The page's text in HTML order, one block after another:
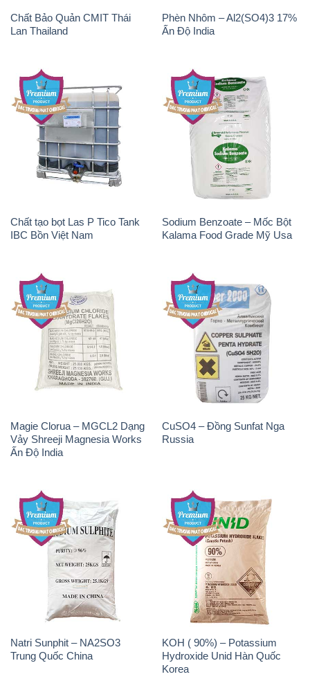
Chất Bảo Quản CMIT Thái
Lan Thailand
Phèn Nhôm – Al2(SO4)3 17%
Ấn Độ India
Chất tạo bọt Las P Tico Tank
IBC Bồn Việt Nam
Sodium Benzoate – Mốc Bột
Kalama Food Grade Mỹ Usa
Magie Clorua – MGCL2 Dạng
Vảy Shreeji Magnesia Works
Ấn Độ India
CuSO4 – Đồng Sunfat Nga
Russia
Natri Sunphit – NA2SO3
Trung Quốc China
KOH ( 90%) – Potassium
Hydroxide Unid Hàn Quốc
Korea